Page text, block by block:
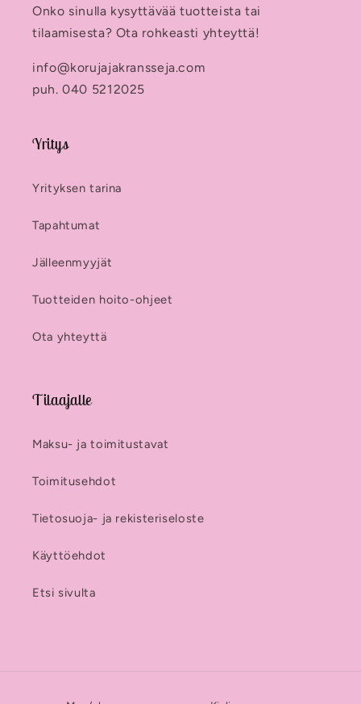
Onko sinulla kysyttävää tuotteista tai
tilaamisesta? Ota rohkeasti yhteyttä!
info@korujajakransseja.com
puh. 040 5212025
Yritys
Yrityksen tarina
Tapahtumat
Jälleenmyyjät
Tuotteiden hoito-ohjeet
Ota yhteyttä
Tilaajalle
Maksu- ja toimitustavat
Toimitusehdot
Tietosuoja- ja rekisteriseloste
Käyttöehdot
Etsi sivulta